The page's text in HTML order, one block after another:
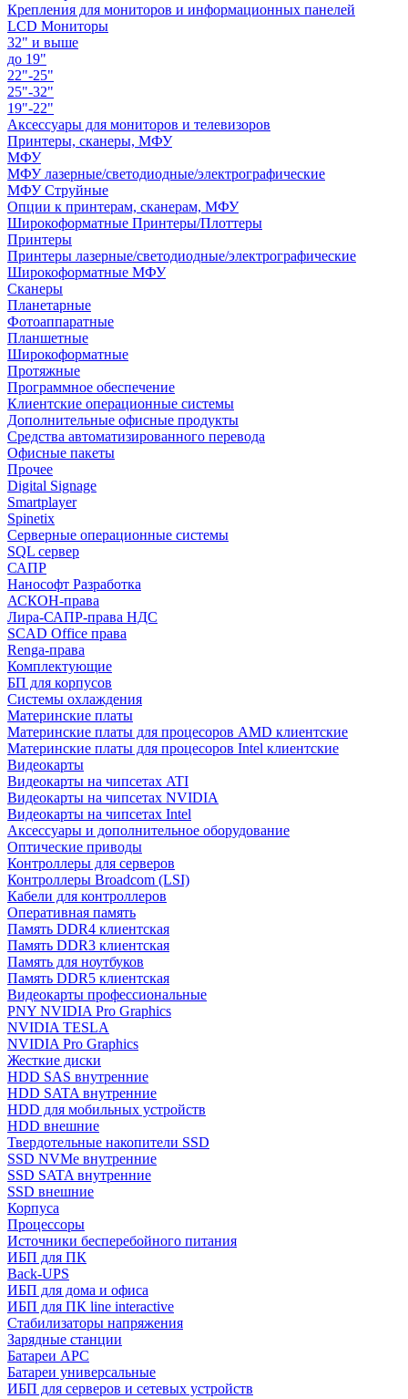
Крепления для мониторов и информационных панелей
LCD Мониторы
32" и выше
до 19"
22"-25"
25"-32"
19"-22"
Аксессуары для мониторов и телевизоров
Принтеры, сканеры, МФУ
МФУ
МФУ лазерные/светодиодные/электрографические
МФУ Струйные
Опции к принтерам, сканерам, МФУ
Широкоформатные Принтеры/Плоттеры
Принтеры
Принтеры лазерные/светодиодные/электрографические
Широкоформатные МФУ
Сканеры
Планетарные
Фотоаппаратные
Планшетные
Широкоформатные
Протяжные
Программное обеспечение
Клиентские операционные системы
Дополнительные офисные продукты
Средства автоматизированного перевода
Офисные пакеты
Прочее
Digital Signage
Smartplayer
Spinetix
Серверные операционные системы
SQL сервер
САПР
Нанософт Разработка
АСКОН-права
Лира-САПР-права НДС
SCAD Office права
Renga-права
Комплектующие
БП для корпусов
Системы охлаждения
Материнские платы
Материнские платы для процесоров AMD клиентские
Материнские платы для процесоров Intel клиентские
Видеокарты
Видеокарты на чипсетах ATI
Видеокарты на чипсетах NVIDIA
Видеокарты на чипсетах Intel
Аксессуары и дополнительное оборудование
Оптические приводы
Контроллеры для серверов
Контроллеры Broadcom (LSI)
Кабели для контроллеров
Оперативная память
Память DDR4 клиентская
Память DDR3 клиентская
Память для ноутбуков
Память DDR5 клиентская
Видеокарты профессиональные
PNY NVIDIA Pro Graphics
NVIDIA TESLA
NVIDIA Pro Graphics
Жесткие диски
HDD SAS внутренние
HDD SATA внутренние
HDD для мобильных устройств
HDD внешние
Твердотельные накопители SSD
SSD NVMe внутренние
SSD SATA внутренние
SSD внешние
Корпуса
Процессоры
Источники бесперебойного питания
ИБП для ПК
Back-UPS
ИБП для дома и офиса
ИБП для ПК linе interactive
Стабилизаторы напряжения
Зарядные станции
Батареи APC
Батареи универсальные
ИБП для серверов и сетевых устройств